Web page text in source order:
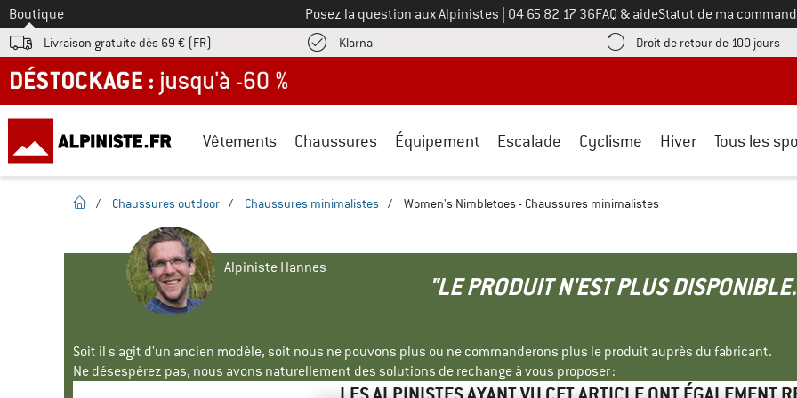
Vers le
Boutique Posez la question aux Alpinistes Appelez-nous au
04 65 82 17 36FAQ & aideStatut de ma
Livraison gratuite dès 69 € (FR) KlarnaTrouve les informations de paiement ici ! Ouvre une boîte d'information
Droit de retour de 100 jours
DÉSTOCKAGE : jusqu'à -60 %
Vêtements Chaussures Équipement Escalade Cyclisme Hiver Tous les
Page d'accueil
/ Chaussures outdoor / Chaussures minimalistes / Women's Nimbletoes - Chaussures minimalistes
Alpiniste Hannes
"LE PRODUIT N'EST PLUS
Soit il s'agit d'un ancien modèle, soit nous ne pouvons plus ou ne commanderons plus le produit auprès du fabricant.
Ne désespérez pas, nous avons naturellement des solutions de rechange à vous proposer :